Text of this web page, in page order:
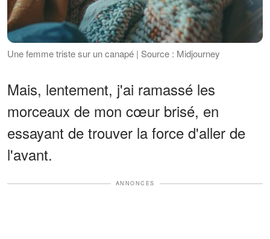
Une femme triste sur un canapé | Source : Midjourney
Mais, lentement, j'ai ramassé les
morceaux de mon cœur brisé, en
essayant de trouver la force d'aller de
l'avant.
ANNONCES